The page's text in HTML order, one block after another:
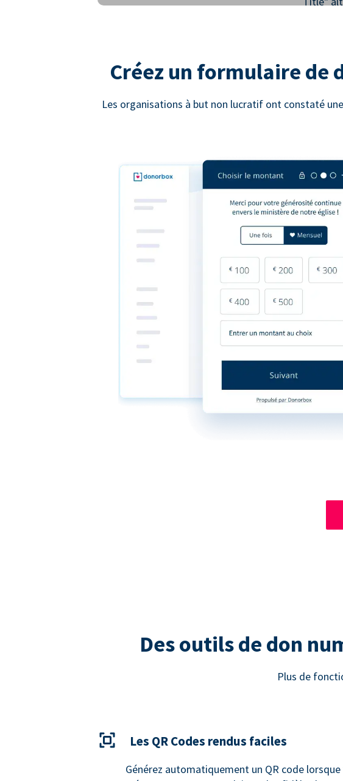
Créez un formulaire de
Les organisations à but non lucratif ont constaté
Des outils de don
Plus de
Les QR Codes rendus faciles
Générez automatiquement un QR code lorsque